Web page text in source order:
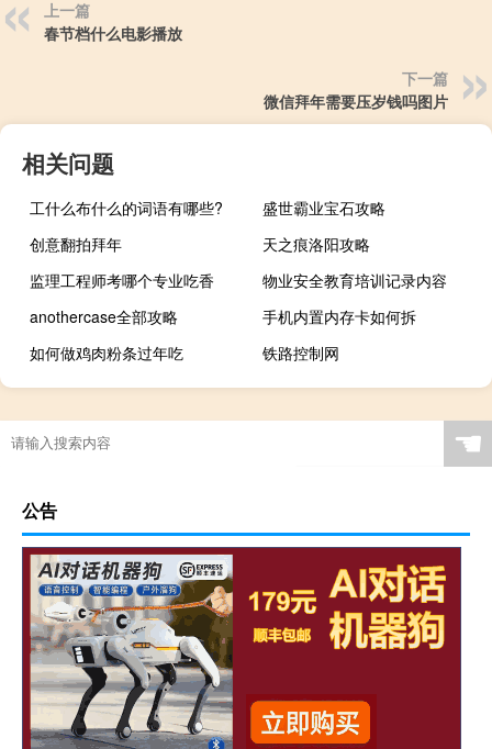
上一篇
春节档什么电影播放
下一篇
微信拜年需要压岁钱吗图片
相关问题
工什么布什么的词语有哪些?
盛世霸业宝石攻略
创意翻拍拜年
天之痕洛阳攻略
监理工程师考哪个专业吃香
物业安全教育培训记录内容
anothercase全部攻略
手机内置内存卡如何拆
如何做鸡肉粉条过年吃
铁路控制网
☚
公告